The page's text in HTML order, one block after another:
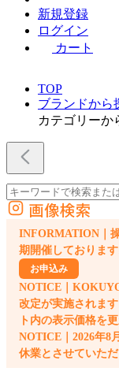
新規登録
ログイン
カート
TOP
ブランドから
カテゴリーか
外部サイトの商品をカー
他のサイトで見つけた商品ペ
画像検索
INFORMATION｜
期開催しております
お申込み
NOTICE｜
改定が実施されま
ト内の表示価格を
NOTICE｜2026年8
休業とさせていただ